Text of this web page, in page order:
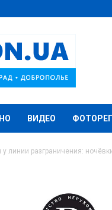
ВИДЕО
у линии разграничения: